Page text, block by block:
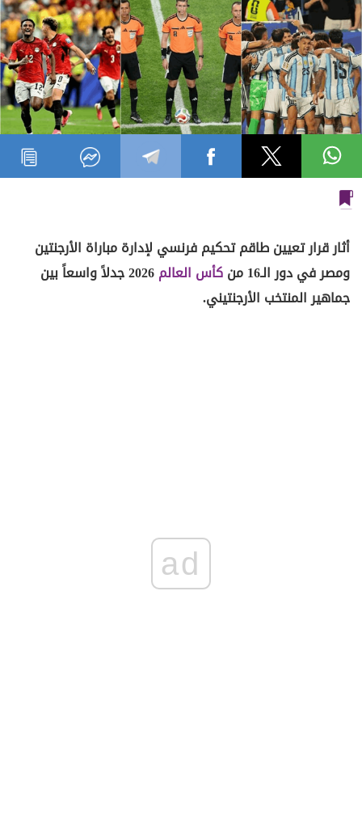
أثار قرار تعيين طاقم تحكيم فرنسي لإدارة مباراة الأرجنتين
ومصر في دور الـ16 من
كأس العالم
2026 جدلاً واسعاً بين
جماهير المنتخب الأرجنتيني.
ad